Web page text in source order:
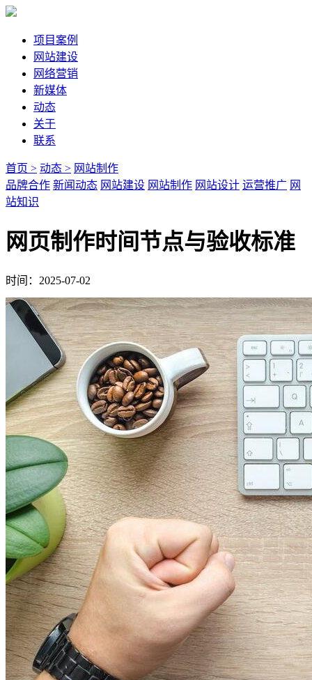
项目案例
网站建设
网络营销
新媒体
动态
关于
联系
首页 > 动态 > 网站制作
品牌合作 新闻动态 网站建设 网站制作 网站设计 运营推广 网
站知识
网页制作时间节点与验收标准
时间：2025-07-02